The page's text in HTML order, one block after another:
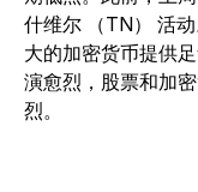
什维尔 （TN） 活
大的加密货币提供
演愈烈，股票和加
烈。